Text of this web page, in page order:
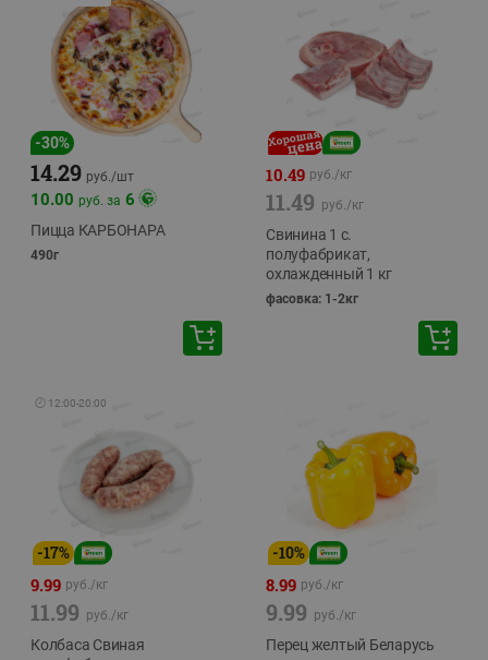
-30%
14.29 руб./шт
10.00 руб. за 6
Пицца КАРБОНАРА
490г
10.49 руб./кг
11.49 руб./кг
Свинина 1 с.
полуфабрикат,
охлажденный 1 кг
фасовка: 1-2кг
🕘 12:00-20:00
-17%
9.99 руб./кг
11.99 руб./кг
Колбаса Свиная
-10%
8.99 руб./кг
9.99 руб./кг
Перец желтый Беларусь